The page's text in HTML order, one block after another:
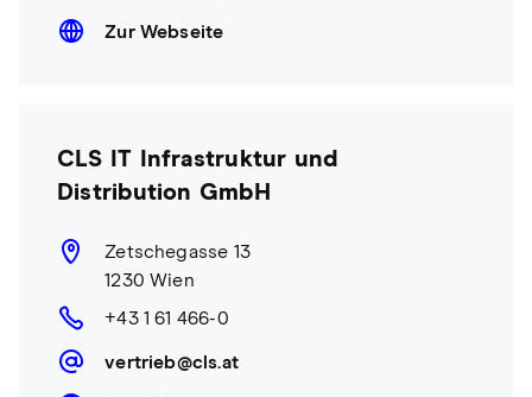
Zur Webseite
CLS IT Infrastruktur und
Distribution GmbH
Zetschegasse 13
1230 Wien
+43 1 61 466-0
vertrieb@cls.at